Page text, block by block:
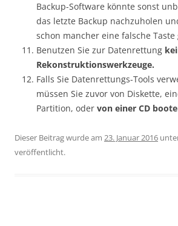
Backup-Software könnte sonst
das letzte Backup nachzuholen
schon mancher eine falsche Taste
Benutzen Sie zur Datenrettung
Rekonstruktionswerkzeuge.
Falls Sie Datenrettungs-Tools
müssen Sie zuvor von Diskette,
Partition, oder von einer CD
Dieser Beitrag wurde am 23. Januar 2016
veröffentlicht.